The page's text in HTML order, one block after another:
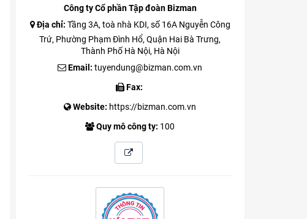
Công ty Cổ phần Tập đoàn Bizman
Địa chỉ: Tầng 3A, toà nhà KDI, số 16A Nguyễn Công
Trứ, Phường Phạm Đình Hổ, Quận Hai Bà Trưng,
Thành Phố Hà Nội, Hà Nội
Email: tuyendung@bizman.com.vn
Fax:
Website: https://bizman.com.vn
Quy mô công ty: 100